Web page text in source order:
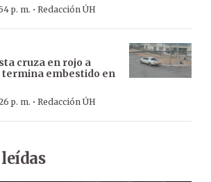
p. m. · Redacción ÚH
cruza en rojo a
termina embestido en
p. m. · Redacción ÚH